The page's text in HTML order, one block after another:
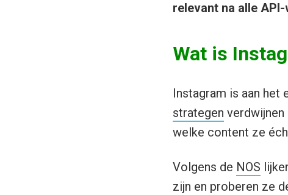
relevant na alle
Wat is
Instagram is aan
strategen verdwijnen
welke content ze
Volgens de NOS
zijn en proberen ze